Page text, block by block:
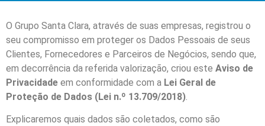
O Grupo Santa Clara, através de suas empresas, registrou o
seu compromisso em proteger os Dados Pessoais de seus
Clientes, Fornecedores e Parceiros de Negócios, sendo que,
em decorrência da referida valorização, criou este Aviso de
Privacidade em conformidade com a Lei Geral de
Proteção de Dados (Lei n.º 13.709/2018).
Explicaremos quais dados são coletados, como são